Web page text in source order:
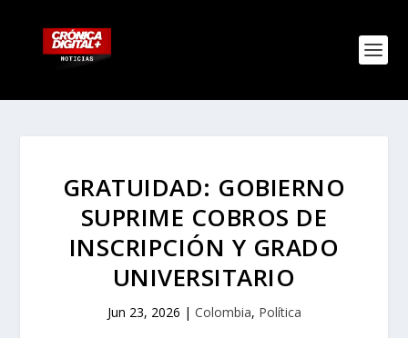
GRATUIDAD: GOBIERNO
SUPRIME COBROS DE
INSCRIPCIÓN Y GRADO
UNIVERSITARIO
Jun 23, 2026 | Colombia, Política